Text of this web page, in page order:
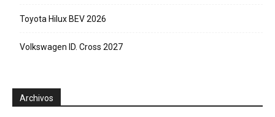
Toyota Hilux BEV 2026
Volkswagen ID. Cross 2027
Archivos